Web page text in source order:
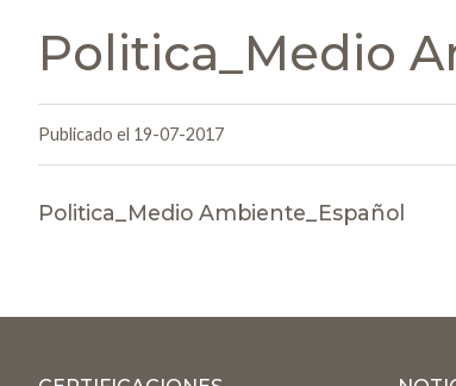
Politica_Medio
Publicado el 19-07-2017
Politica_Medio Ambiente_Español